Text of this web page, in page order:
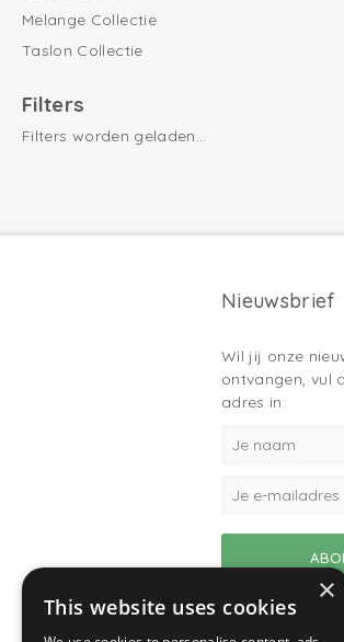
Melange Collectie
Taslon Collectie
Filters
Filters worden geladen...
Nieuwsbrief
Wil jij onze
ontvangen, vul
adres in:
×
This website uses cookies